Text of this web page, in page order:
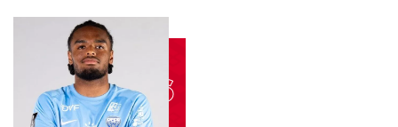
46